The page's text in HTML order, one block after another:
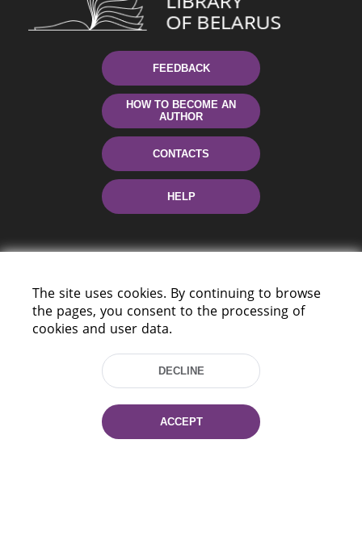
FEEDBACK
HOW TO BECOME AN
AUTHOR
CONTACTS
HELP
220114, Niezaležnasci Ave. 116, Minsk,
Tel.: (+375 17) 368 37 37
Fax: (+375 17) 368 97 06
E-mail: inbox@nlb.by
The site uses cookies. By continuing to browse
the pages, you consent to the processing of
cookies and user data.
DECLINE
ACCEPT